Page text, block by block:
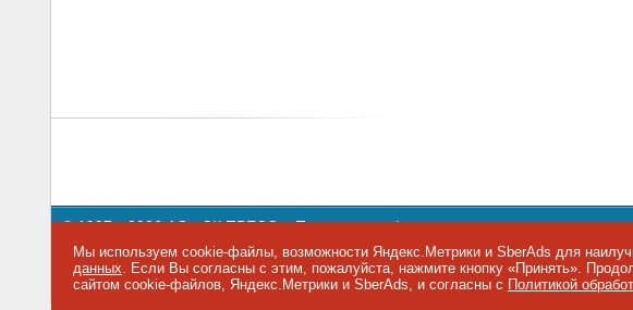
© 1997—2026 АО «СК ПРЕСС».Политика конфиденциальности
109147 г. Москва, ул. Марксистская, 34, строение 10. Телефон: +7 495 974-
ITRN|IT Channel News |itWeek|Byte/Россия|Бестселлеры IT-рынка
Мы используем cookie-файлы, возможности Яндекс.Метрики и SberAds для
данных. Если Вы согласны с этим, пожалуйста, нажмите кнопку «Принять».
сайтом cookie-файлов, Яндекс.Метрики и SberAds, и согласны с Политикой